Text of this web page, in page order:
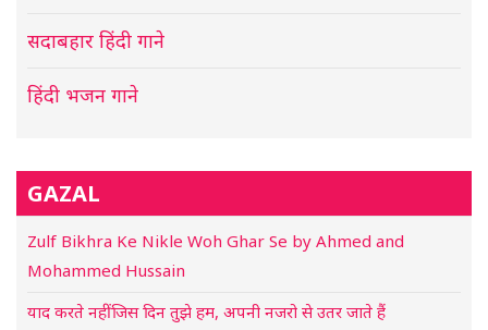
सदाबहार हिंदी गाने
हिंदी भजन गाने
GAZAL
Zulf Bikhra Ke Nikle Woh Ghar Se by Ahmed and
Mohammed Hussain
याद करते नहीं जिस दिन तुझे हम, अपनी नजरो से उतर जाते हैं